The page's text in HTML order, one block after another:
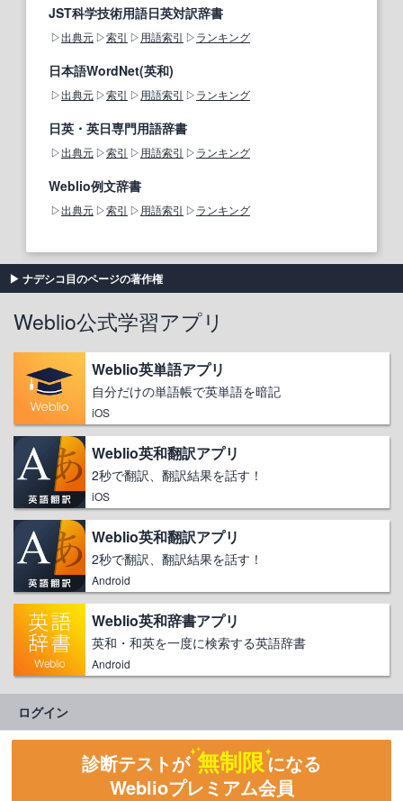
JST科学技術用語日英対訳辞書
出典元 索引 用語索引 ランキング
日本語WordNet(英和)
出典元 索引 用語索引 ランキング
日英・英日専門用語辞書
出典元 索引 用語索引 ランキング
Weblio例文辞書
出典元 索引 用語索引 ランキング
ナデシコ目のページの著作権
Weblio公式学習アプリ
Weblio英単語アプリ
自分だけの単語帳で英単語を暗記
iOS
Weblio英和翻訳アプリ
2秒で翻訳、翻訳結果を話す！
iOS
Weblio英和翻訳アプリ
2秒で翻訳、翻訳結果を話す！
Android
Weblio英和辞書アプリ
英和・和英を一度に検索する英語辞書
Android
ログイン
診断テストが 無制限になる
Weblioプレミアム会員